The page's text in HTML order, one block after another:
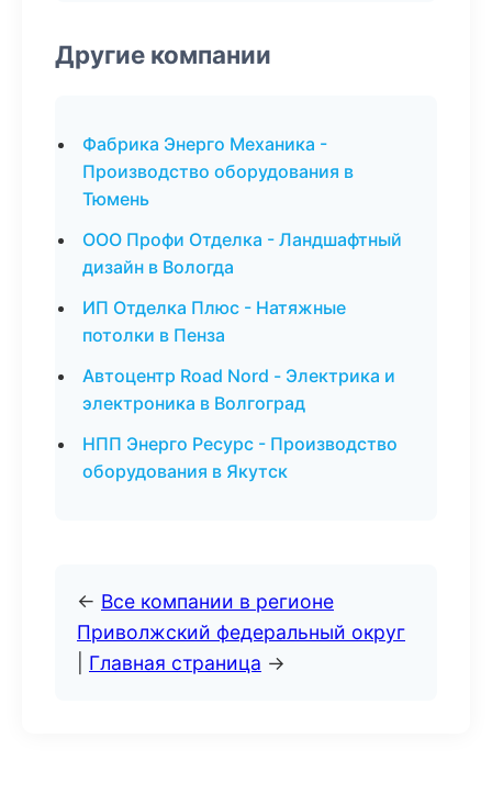
Другие компании
Фабрика Энерго Механика -
Производство оборудования в
Тюмень
ООО Профи Отделка - Ландшафтный
дизайн в Вологда
ИП Отделка Плюс - Натяжные
потолки в Пенза
Автоцентр Road Nord - Электрика и
электроника в Волгоград
НПП Энерго Ресурс - Производство
оборудования в Якутск
← Все компании в регионе
Приволжский федеральный округ
Главная страница →